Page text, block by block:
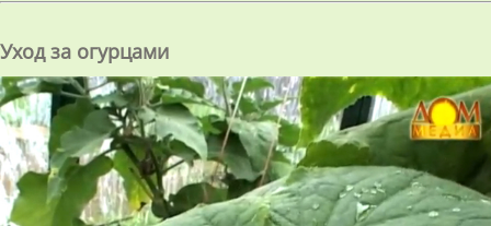
Уход за огурцами